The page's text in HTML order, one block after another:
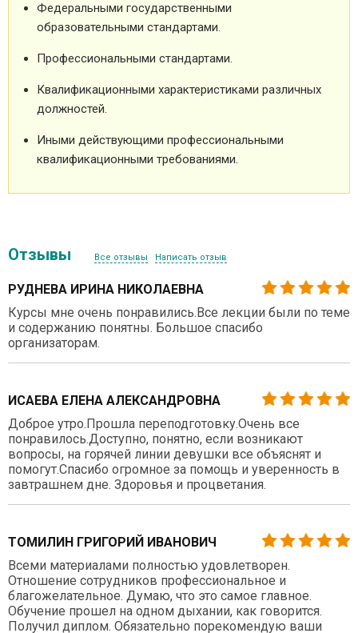
Федеральными государственными
образовательными стандартами.
Профессиональными стандартами.
Квалификационными характеристиками различных
должностей.
Иными действующими профессиональными
квалификационными требованиями.
Отзывы Все отзывы Написать отзыв
РУДНЕВА ИРИНА НИКОЛАЕВНА
Курсы мне очень понравились.Все лекции были по теме
и содержанию понятны. Большое спасибо
организаторам.
ИСАЕВА ЕЛЕНА АЛЕКСАНДРОВНА
Доброе утро.Прошла переподготовку.Очень все
понравилось.Доступно, понятно, если возникают
вопросы, на горячей линии девушки все объяснят и
помогут.Спасибо огромное за помощь и уверенность в
завтрашнем дне. Здоровья и процветания.
ТОМИЛИН ГРИГОРИЙ ИВАНОВИЧ
Всеми материалами полностью удовлетворен.
Отношение сотрудников профессиональное и
благожелательное. Думаю, что это самое главное.
Обучение прошел на одном дыхании, как говорится.
Получил диплом. Обязательно порекомендую ваши